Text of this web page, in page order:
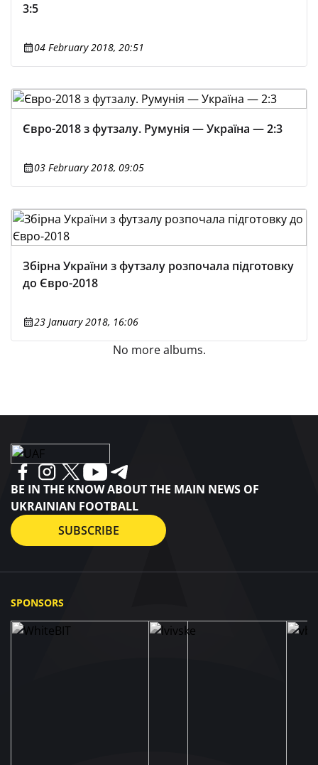
3:5
04 February 2018, 20:51
Євро-2018 з футзалу. Румунія — Україна — 2:3
03 February 2018, 09:05
Збірна України з футзалу розпочала підготовку
до Євро-2018
23 January 2018, 16:06
No more albums.
BE IN THE KNOW ABOUT THE MAIN NEWS OF
UKRAINIAN FOOTBALL
SUBSCRIBE
SPONSORS